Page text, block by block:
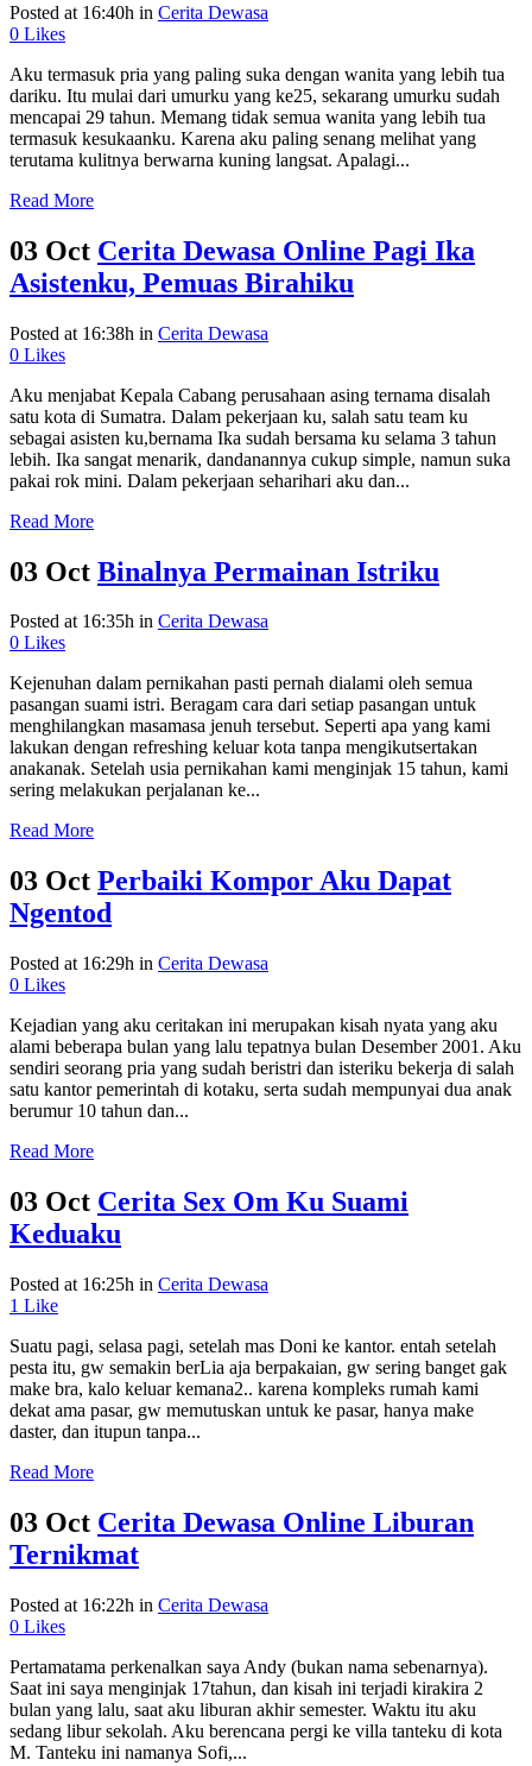
Posted at 16:40h in Cerita Dewasa
0 Likes
Aku termasuk pria yang paling suka dengan wanita yang lebih tua
dariku. Itu mulai dari umurku yang ke25, sekarang umurku sudah
mencapai 29 tahun. Memang tidak semua wanita yang lebih tua
termasuk kesukaanku. Karena aku paling senang melihat yang
terutama kulitnya berwarna kuning langsat. Apalagi...
Read More
03 Oct Cerita Dewasa Online Pagi Ika
Asistenku, Pemuas Birahiku
Posted at 16:38h in Cerita Dewasa
0 Likes
Aku menjabat Kepala Cabang perusahaan asing ternama disalah
satu kota di Sumatra. Dalam pekerjaan ku, salah satu team ku
sebagai asisten ku,bernama Ika sudah bersama ku selama 3 tahun
lebih. Ika sangat menarik, dandanannya cukup simple, namun suka
pakai rok mini. Dalam pekerjaan seharihari aku dan...
Read More
03 Oct Binalnya Permainan Istriku
Posted at 16:35h in Cerita Dewasa
0 Likes
Kejenuhan dalam pernikahan pasti pernah dialami oleh semua
pasangan suami istri. Beragam cara dari setiap pasangan untuk
menghilangkan masamasa jenuh tersebut. Seperti apa yang kami
lakukan dengan refreshing keluar kota tanpa mengikutsertakan
anakanak. Setelah usia pernikahan kami menginjak 15 tahun, kami
sering melakukan perjalanan ke...
Read More
03 Oct Perbaiki Kompor Aku Dapat
Ngentod
Posted at 16:29h in Cerita Dewasa
0 Likes
Kejadian yang aku ceritakan ini merupakan kisah nyata yang aku
alami beberapa bulan yang lalu tepatnya bulan Desember 2001. Aku
sendiri seorang pria yang sudah beristri dan isteriku bekerja di salah
satu kantor pemerintah di kotaku, serta sudah mempunyai dua anak
berumur 10 tahun dan...
Read More
03 Oct Cerita Sex Om Ku Suami
Keduaku
Posted at 16:25h in Cerita Dewasa
1 Like
Suatu pagi, selasa pagi, setelah mas Doni ke kantor. entah setelah
pesta itu, gw semakin berLia aja berpakaian, gw sering banget gak
make bra, kalo keluar kemana2.. karena kompleks rumah kami
dekat ama pasar, gw memutuskan untuk ke pasar, hanya make
daster, dan itupun tanpa...
Read More
03 Oct Cerita Dewasa Online Liburan
Ternikmat
Posted at 16:22h in Cerita Dewasa
0 Likes
Pertamatama perkenalkan saya Andy (bukan nama sebenarnya).
Saat ini saya menginjak 17tahun, dan kisah ini terjadi kirakira 2
bulan yang lalu, saat aku liburan akhir semester. Waktu itu aku
sedang libur sekolah. Aku berencana pergi ke villa tanteku di kota
M. Tanteku ini namanya Sofi,...